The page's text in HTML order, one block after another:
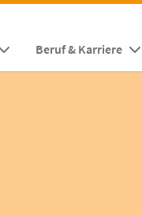
Beruf & Karriere